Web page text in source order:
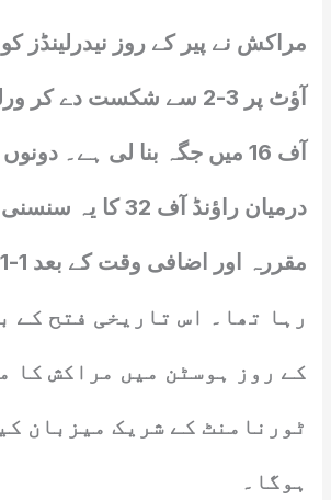
مراکش نے پیر کے روز نیدرلینڈز
آؤٹ پر 3-2 سے شکست دے
آف 16 میں جگہ بنا لی ہے۔
درمیان راؤنڈ آف 32 کا
رہا تھا۔ اس تاریخی فتح کے
کے روز ہوسٹن میں مراکش کا
ٹورنامنٹ کے شریک میزبان
ہوگا۔